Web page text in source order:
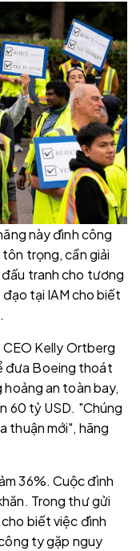
này đình công
trọng, cần giải
tranh cho tương
đạo tại IAM cho biết
CEO Kelly Ortberg
đưa Boeing thoát
hoảng an toàn bay,
60 tỷ USD. "Chúng
thuận mới", hãng
36%. Cuộc đình
Trong thư gửi
biết việc đình
ty gặp nguy